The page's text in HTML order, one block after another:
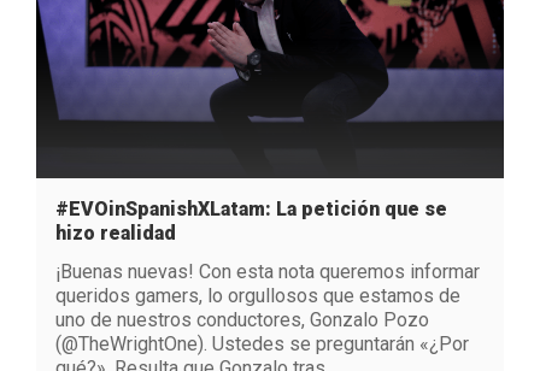
#EVOinSpanishXLatam: La petición que se
hizo realidad
¡Buenas nuevas! Con esta nota queremos informar
queridos gamers, lo orgullosos que estamos de
uno de nuestros conductores, Gonzalo Pozo
(@TheWrightOne). Ustedes se preguntarán «¿Por